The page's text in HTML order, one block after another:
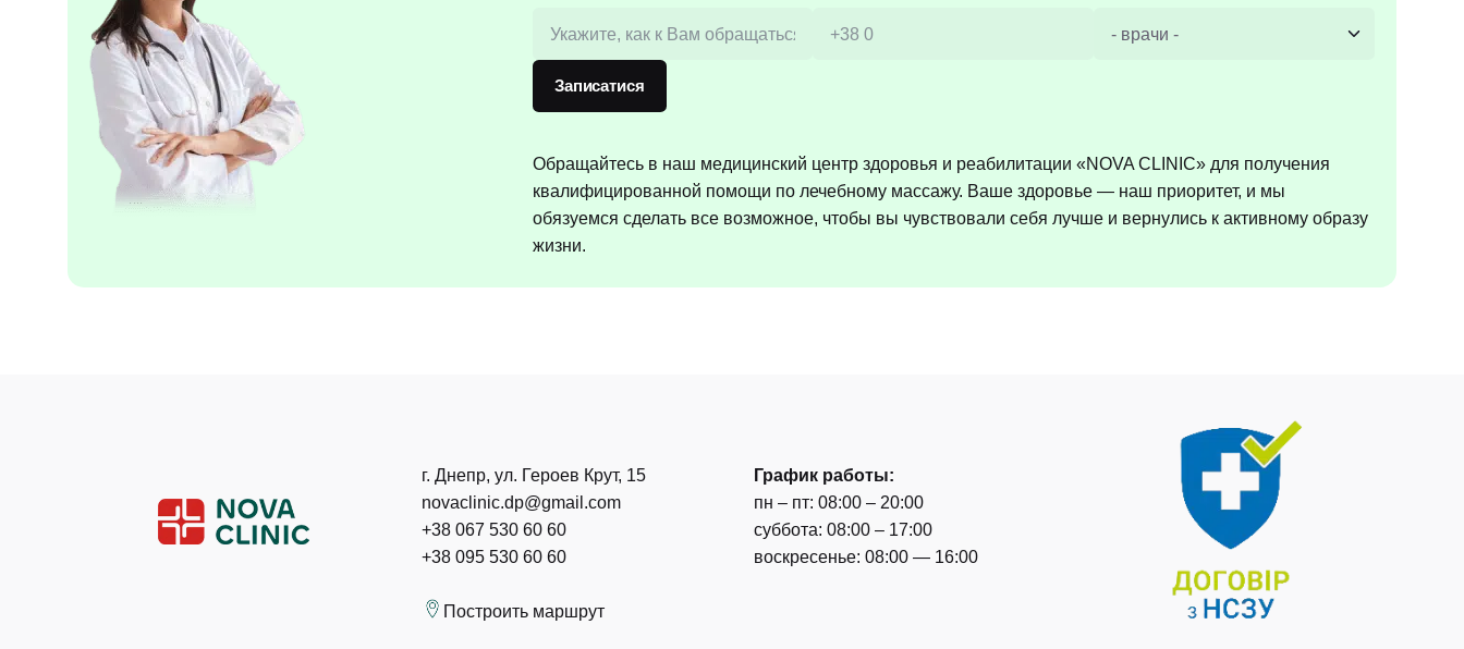
Записатися
Обращайтесь в наш медицинский центр здоровья и реабилитации «NOVA CLINIC» для получения
квалифицированной помощи по лечебному массажу. Ваше здоровье — наш приоритет, и мы
обязуемся сделать все возможное, чтобы вы чувствовали себя лучше и вернулись к активному образу
жизни.
г. Днепр, ул. Героев Крут, 15
novaclinic.dp@gmail.com
+38 067 530 60 60
+38 095 530 60 60
Построить маршрут
График работы:
пн – пт: 08:00 – 20:00
суббота: 08:00 – 17:00
воскресенье: 08:00 — 16:00